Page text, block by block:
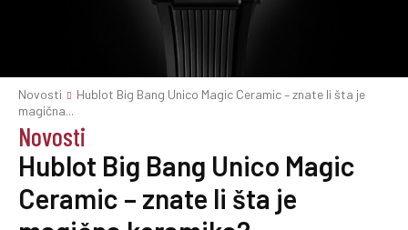
Novosti
Hublot Big Bang Unico Magic Ceramic – znate li šta je
magična...
Novosti
Hublot Big Bang Unico Magic
Ceramic – znate li šta je